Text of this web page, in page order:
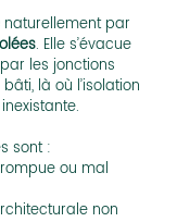
naturellement par
. Elle s’évacue
les jonctions
là où l’isolation
sont :
ou mal
non